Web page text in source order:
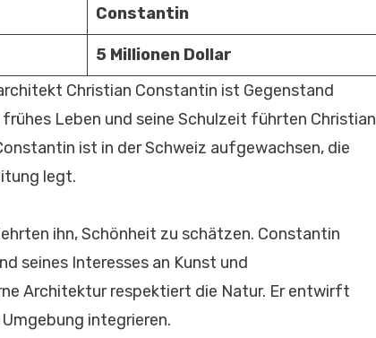
Constantin
5 Millionen Dollar
Christian Constantin ist Gegenstand
Leben und seine Schulzeit führten Christian
ist in der Schweiz aufgewachsen, die
legt.
ihn, Schönheit zu schätzen. Constantin
seines Interesses an Kunst und
Architektur respektiert die Natur. Er entwirft
integrieren.